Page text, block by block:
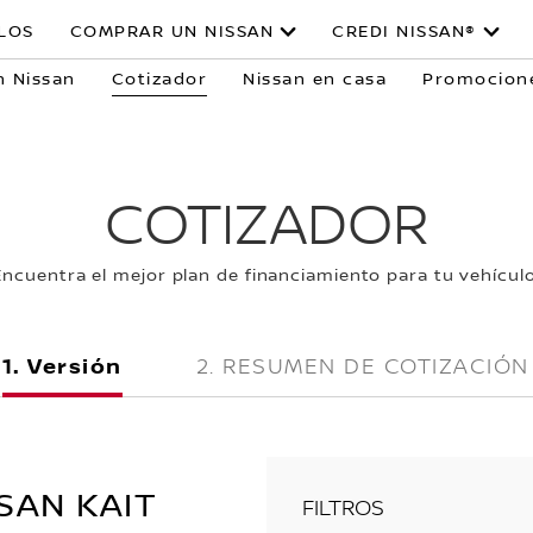
COMPRAR UN NISSAN CREDI NISSAN®
Nissan Cotizador Nissan en casa
COTIZADOR
el mejor plan de financiamiento para tu
Versión RESUMEN DE COTIZACIÓN
KAIT FILTROS